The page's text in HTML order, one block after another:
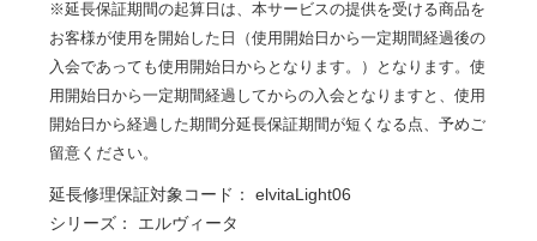
※延長保証期間の起算日は、本サービスの提供を受ける商品を
お客様が使用を開始した日（使用開始日から一定期間経過後の
入会であっても使用開始日からとなります。）となります。使
用開始日から一定期間経過してからの入会となりますと、使用
開始日から経過した期間分延長保証期間が短くなる点、予めご
留意ください。
延長修理保証対象コード：elvitaLight06
シリーズ： エルヴィータ